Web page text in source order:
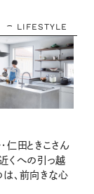
LIFESTYLE
仁田ときこさん
くへの引っ越
は、前向きな心